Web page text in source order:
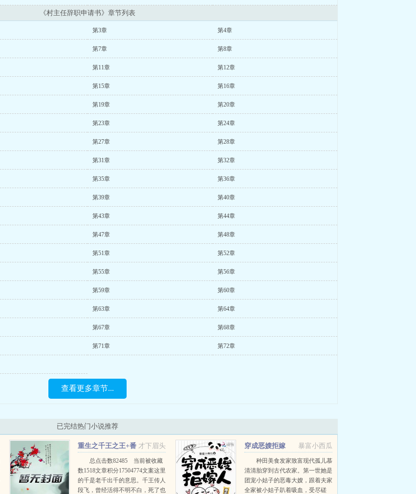
《村主任辞职申请书》章节列表
第3章 第4章
第7章 第8章
第11章 第12章
第15章 第16章
第19章 第20章
第23章 第24章
第27章 第28章
第31章 第32章
第35章 第36章
第39章 第40章
第43章 第44章
第47章 第48章
第51章 第52章
第55章 第56章
第59章 第60章
第63章 第64章
第67章 第68章
第71章 第72章
查看更多章节...
已完结热门小说推荐
才下眉头
重生之千王之王+番
总点击数82485 当前被收藏
数1518文章积分17504774文案这里
的千是老千出千的意思。千王传人
段飞，曾经活得不明不白，死了也
暴富小西瓜
穿成恶嫂拒嫁
人，摆小摊致富
种田美食发家致富现代孤儿慕
清清胎穿到古代农家。第一世她是
团宠小姑子的恶毒大嫂，跟着夫家
全家被小姑子趴着吸血，受尽磋